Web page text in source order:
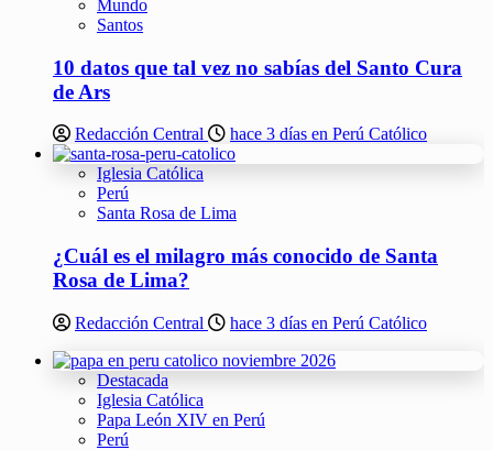
Mundo
Santos
10 datos que tal vez no sabías del Santo Cura
de Ars
Redacción Central hace 3 días en Perú Católico
Iglesia Católica
Perú
Santa Rosa de Lima
¿Cuál es el milagro más conocido de Santa
Rosa de Lima?
Redacción Central hace 3 días en Perú Católico
Destacada
Iglesia Católica
Papa León XIV en Perú
Perú